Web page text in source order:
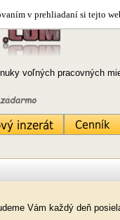
v prehliadaní si tejto
voľných pracovných
Vám každý deň